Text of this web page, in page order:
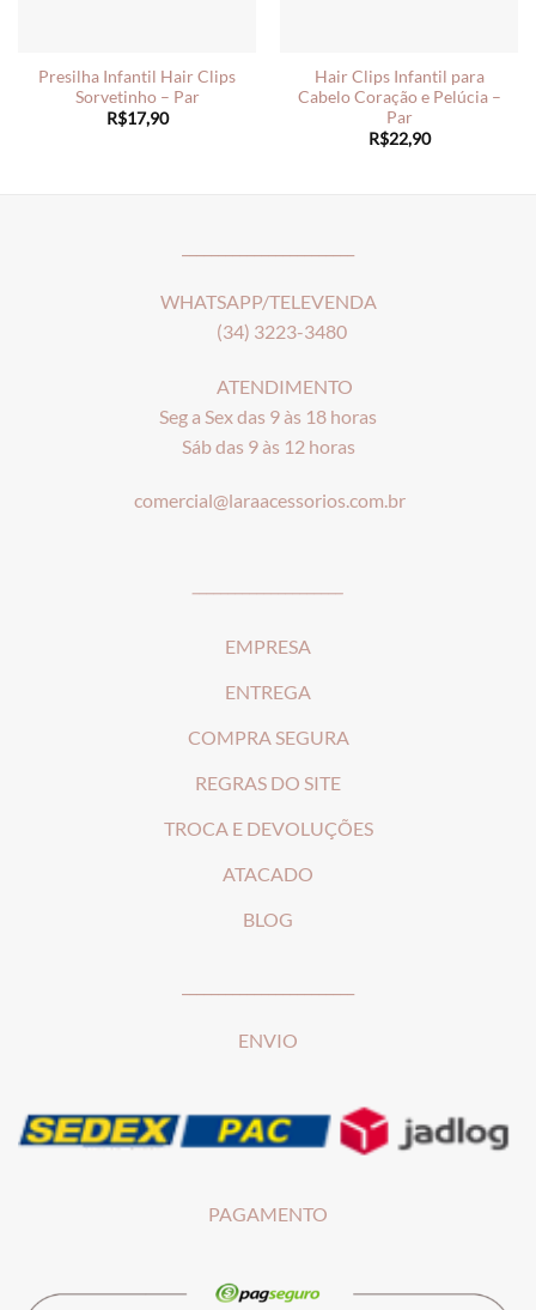
Presilha Infantil Hair Clips
Sorvetinho – Par
R$17,90
Hair Clips Infantil para
Cabelo Coração e Pelúcia –
Par
R$22,90
WHATSAPP/TELEVENDA
(34) 3223-3480
ATENDIMENTO
Seg a Sex das 9 às 18 horas
Sáb das 9 às 12 horas
comercial@laraacessorios.com.br
EMPRESA
ENTREGA
COMPRA SEGURA
REGRAS DO SITE
TROCA E DEVOLUÇÕES
ATACADO
BLOG
ENVIO
PAGAMENTO